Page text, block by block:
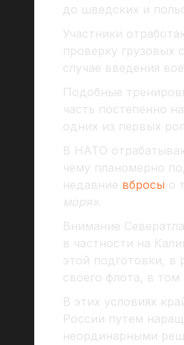
до шведских и
Участники
проверку грузовых
случае введения
Подобные
часть постепенно
одних из первых
В НАТО
чему планомерно
недавние вбросы о
моря».
Внимание
в частности на
этой подготовки, в
своего флота, в том
В этих условиях
России путем
неординарными